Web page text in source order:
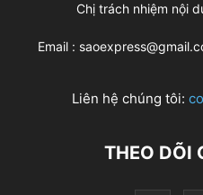
Chị trách nhiệm nội
Email :
Liên hệ chúng tôi:
THEO DÕI